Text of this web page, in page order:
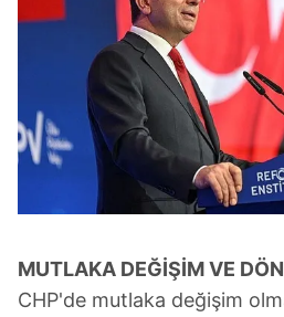
MUTLAKA DEĞİŞİM VE
CHP'de mutlaka değişim